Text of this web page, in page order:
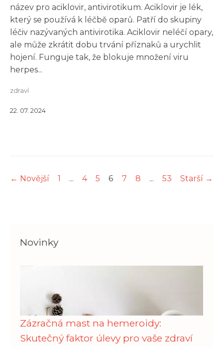
název pro aciklovir, antivirotikum. Aciklovir je lék,
který se používá k léčbě oparů. Patří do skupiny
léčiv nazývaných antivirotika. Aciklovir neléčí opary,
ale může zkrátit dobu trvání příznaků a urychlit
hojení. Funguje tak, že blokuje množení viru
herpes...
zdraví
22. 07. 2024
← Novější 1 ... 4 5 6 7 8 ... 53 Starší →
Novinky
Zázračná mast na hemeroidy:
Skutečný faktor úlevy pro vaše zdraví